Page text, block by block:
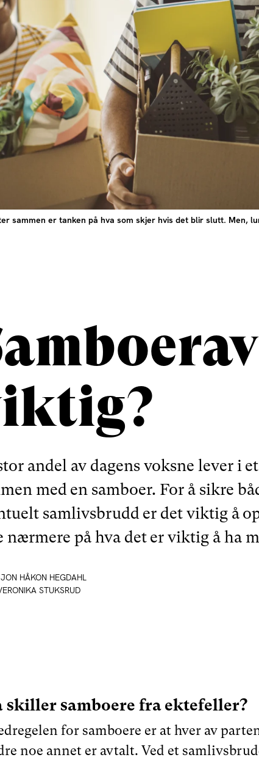
HÅKON HEGDAHL
STUKSRUD
andel av dagens voksne lever i
med en samboer. For å sikre
samlivsbrudd er det viktig å
nærmere på hva det er viktig å ha
sammen er tanken på hva som skjer hvis det blir slutt. Men,
skiller samboere fra ektefeller?
for samboere er at hver av
noe annet er avtalt. Ved et